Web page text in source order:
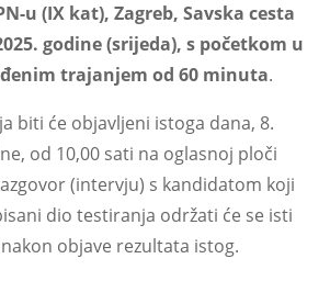
u (IX kat), Zagreb, Savska cesta
godine (srijeda), s početkom u
trajanjem od 60 minuta.
biti će objavljeni istoga dana, 8.
od 10,00 sati na oglasnoj ploči
(intervju) s kandidatom koji
dio testiranja održati će se isti
objave rezultata istog.